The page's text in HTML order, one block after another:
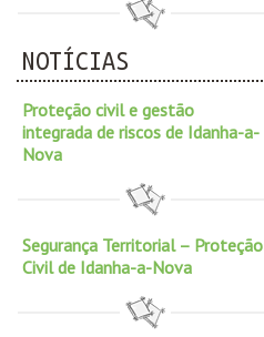
NOTÍCIAS
Proteção civil e gestão
integrada de riscos de Idanha-a-
Nova
Segurança Territorial – Proteção
Civil de Idanha-a-Nova